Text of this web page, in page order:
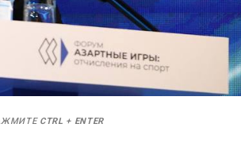
CTRL + ENTER